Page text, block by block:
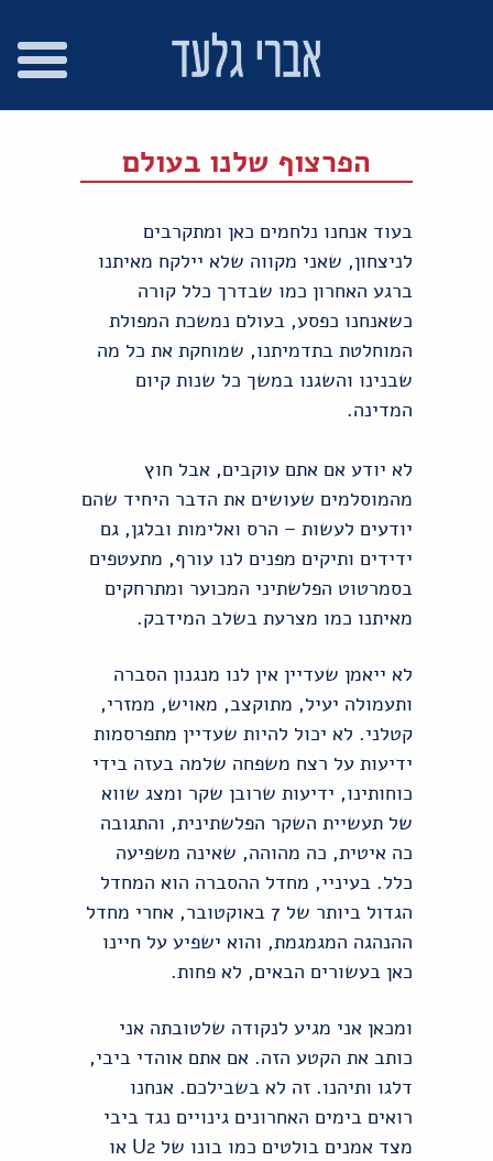
הפרצוף שלנו בעולם
בעוד אנחנו נלחמים כאן ומתקרבים
לניצחון, שאני מקווה שלא יילקח מאיתנו
ברגע האחרון כמו שבדרך כלל קורה
כשאנחנו כפסע, בעולם נמשכת המפולת
המוחלטת בתדמיתנו, שמוחקת את כל מה
שבנינו והשגנו במשך כל שנות קיום
המדינה.
לא יודע אם אתם עוקבים, אבל חוץ
מהמוסלמים שעושים את הדבר היחיד שהם
יודעים לעשות – הרס ואלימות ובלגן, גם
ידידים ותיקים מפנים לנו עורף, מתעטפים
בסמרטוט הפלשתיני המכוער ומתרחקים
מאיתנו כמו מצרעת בשלב המידבק.
לא ייאמן שעדיין אין לנו מנגנון הסברה
ותעמולה יעיל, מתוקצב, מאויש, ממזרי,
קטלני. לא יכול להיות שעדיין מתפרסמות
ידיעות על רצח משפחה שלמה בעזה בידי
כוחותינו, ידיעות שרובן שקר ומצג שווא
של תעשיית השקר הפלשתינית, והתגובה
כה איטית, כה מהוהה, שאינה משפיעה
כלל. בעיניי, מחדל ההסברה הוא המחדל
הגדול ביותר של 7 באוקטובר, אחרי מחדל
ההנהגה המגמגמת, והוא ישפיע על חיינו
כאן בעשורים הבאים, לא פחות.
ומכאן אני מגיע לנקודה שלטובתה אני
כותב את הקטע הזה. אם אתם אוהדי ביבי,
דלגו ותיהנו. זה לא בשבילכם. אנחנו
רואים בימים האחרונים גינויים נגד ביבי
מצד אמנים בולטים כמו בונו של U2 או